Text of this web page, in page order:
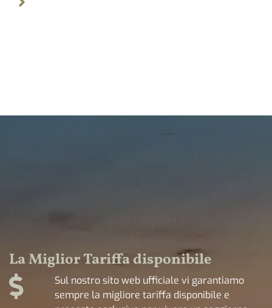
La Miglior Tariffa disponibile
Sul nostro sito web ufficiale vi garantiamo
sempre la migliore tariffa disponibile e